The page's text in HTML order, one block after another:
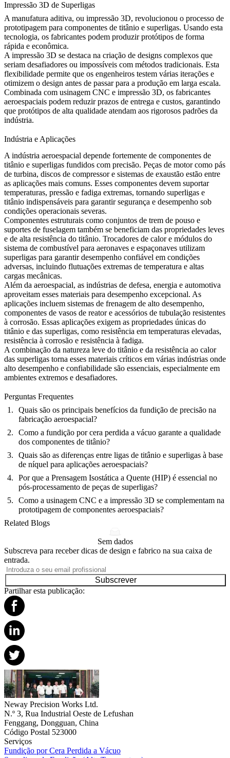
Impressão 3D de Superligas
A manufatura aditiva, ou impressão 3D, revolucionou o processo de
prototipagem para componentes de titânio e superligas. Usando esta
tecnologia, os fabricantes podem produzir protótipos de forma
rápida e econômica.
A impressão 3D se destaca na criação de designs complexos que
seriam desafiadores ou impossíveis com métodos tradicionais. Esta
flexibilidade permite que os engenheiros testem várias iterações e
otimizem o design antes de passar para a produção em larga escala.
Combinada com usinagem CNC e impressão 3D, os fabricantes
aeroespaciais podem reduzir prazos de entrega e custos, garantindo
que protótipos de alta qualidade atendam aos rigorosos padrões da
indústria.
Indústria e Aplicações
A indústria aeroespacial depende fortemente de componentes de
titânio e superligas fundidos com precisão. Peças de motor como pás
de turbina, discos de compressor e sistemas de exaustão estão entre
as aplicações mais comuns. Esses componentes devem suportar
temperaturas, pressão e fadiga extremas, tornando superligas e
titânio indispensáveis para garantir segurança e desempenho sob
condições operacionais severas.
Componentes estruturais como conjuntos de trem de pouso e
suportes de fuselagem também se beneficiam das propriedades leves
e de alta resistência do titânio. Trocadores de calore módulos do
sistema de combustível para aeronaves e espaçonaves utilizam
superligas para garantir desempenho confiável em condições
adversas, incluindo flutuações extremas de temperatura e altas
cargas mecânicas.
Além da aeroespacial, as indústrias de defesa, energia e automotiva
aproveitam esses materiais para desempenho excepcional. As
aplicações incluem sistemas de frenagem de alto desempenho,
componentes de vasos de reatore acessórios de tubulação resistentes
à corrosão. Essas aplicações exigem as propriedades únicas do
titânio e das superligas, como resistência em temperaturas elevadas,
resistência à corrosão e resistência à fadiga.
A combinação da natureza leve do titânio e da resistência ao calor
das superligas torna esses materiais críticos em várias indústrias onde
alto desempenho e confiabilidade são essenciais, especialmente em
ambientes extremos e desafiadores.
Perguntas Frequentes
Quais são os principais benefícios da fundição de precisão na
fabricação aeroespacial?
Como a fundição por cera perdida a vácuo garante a qualidade
dos componentes de titânio?
Quais são as diferenças entre ligas de titânio e superligas à base
de níquel para aplicações aeroespaciais?
Por que a Prensagem Isostática a Quente (HIP) é essencial no
pós-processamento de peças de superligas?
Como a usinagem CNC e a impressão 3D se complementam na
prototipagem de componentes aeroespaciais?
Related Blogs
Sem dados
Subscreva para receber dicas de design e fabrico na sua caixa de
entrada.
Subscrever
Partilhar esta publicação:
Neway Precision Works Ltd.
N.º 3, Rua Industrial Oeste de Lefushan
Fenggang, Dongguan, China
Código Postal 523000
Serviços
Fundição por Cera Perdida a Vácuo